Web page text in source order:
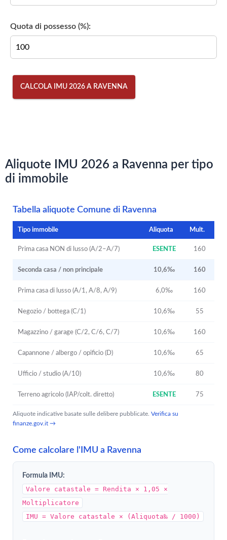
Quota di possesso (%):
CALCOLA IMU 2026 A RAVENNA
Aliquote IMU 2026 a Ravenna per tipo
di immobile
Tabella aliquote Comune di Ravenna
Tipo immobile Aliquota Mult.
Prima casa NON di lusso (A/2–A/7) ESENTE 160
Seconda casa / non principale 10,6‰ 160
Prima casa di lusso (A/1, A/8, A/9) 6,0‰ 160
Negozio / bottega (C/1) 10,6‰ 55
Magazzino / garage (C/2, C/6, C/7) 10,6‰ 160
Capannone / albergo / opificio (D) 10,6‰ 65
Ufficio / studio (A/10) 10,6‰ 80
Terreno agricolo (IAP/colt. diretto) ESENTE 75
Aliquote indicative basate sulle delibere pubblicate. Verifica su
finanze.gov.it →
Come calcolare l'IMU a Ravenna
Formula IMU:
Valore catastale = Rendita × 1,05 ×
Moltiplicatore
IMU = Valore catastale × (Aliquota‰ / 1000)